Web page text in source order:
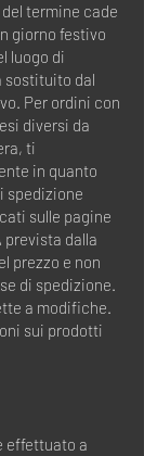
termine cade
giorno festivo
luogo di
sostituito dal
Per ordini con
diversi da
ti
in quanto
spedizione
sulle pagine
prevista dalla
prezzo e non
di spedizione.
a modifiche.
sui prodotti
effettuato a